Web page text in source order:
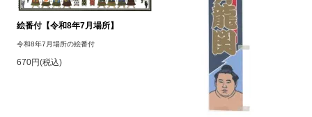
絵番付【令和8年7月場所】
令和8年7月場所の絵番付
670円(税込)